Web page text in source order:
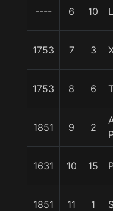
---- 6 10
1753 7 3
1753 8 6
1851 9 2
1631 10 15
1851 11 1